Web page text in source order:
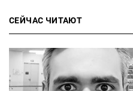
СЕЙЧАС ЧИТАЮТ